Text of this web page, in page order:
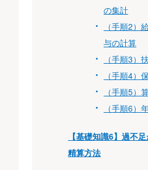
の集計
（手順2）
与の計算
（手順3）
（手順4）
（手順5）
（手順6）
【基礎知識6】過不
精算方法